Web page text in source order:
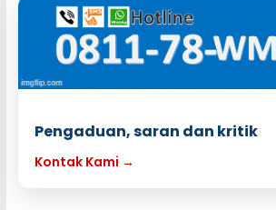
Pengaduan, saran dan kritik
Kontak Kami →